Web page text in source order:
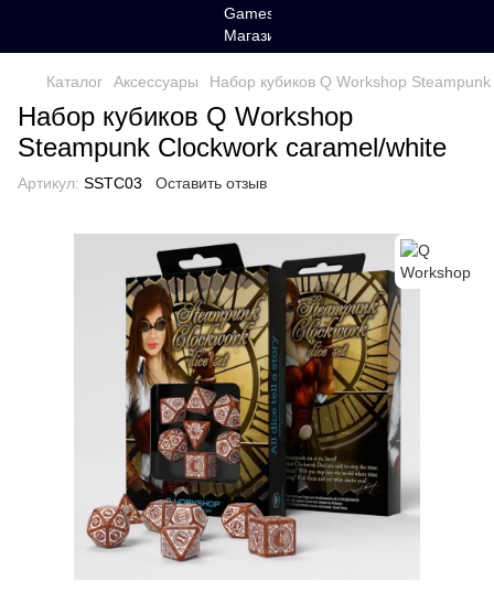
Каталог Аксессуары Набор кубиков Q Workshop
Набор кубиков Q Workshop
Steampunk Clockwork caramel/white
Артикул: SSTC03 Оставить отзыв